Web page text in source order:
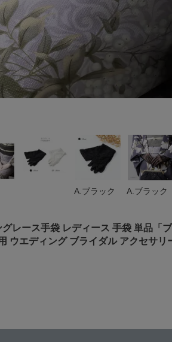
A.ブラック A.ブラック
グレース手袋 レディース 手袋 単品「
ウエディング ブライダル アクセサ